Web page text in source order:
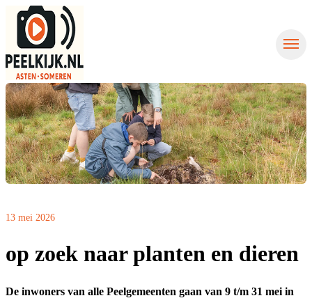
Nieuws uit Asten
Nieuws uit Someren
Contact
Nieuws aanmelden
13 mei 2026
op zoek naar planten en dieren
De inwoners van alle Peelgemeenten gaan van 9 t/m 31 mei in